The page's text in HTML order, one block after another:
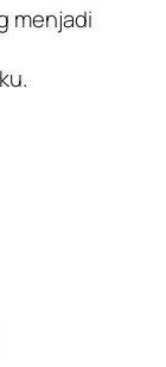
menjadi